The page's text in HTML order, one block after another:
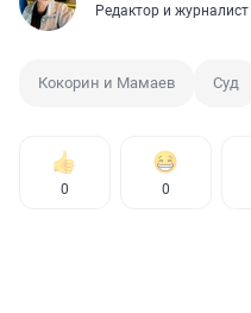
Редактор и журналист
Кокорин и Мамаев Суд
0 0